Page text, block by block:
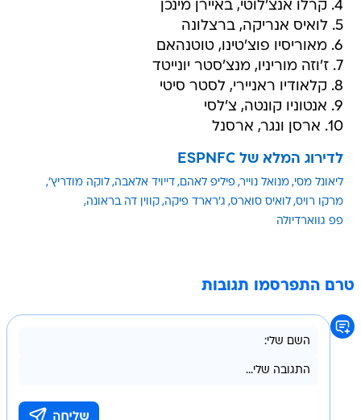
4. קרלו אנצ'לוטי, באיירן מינכן
5. לואיס אנריקה, ברצלונה
6. מאוריסיו פוצ'טינו, טוטנהאם
7. ז'וזה מוריניו, מנצ'סטר יונייטד
8. קלאודיו ראניירי, לסטר סיטי
9. אנטוניו קונטה, צ'לסי
10. ארסן ונגר, ארסנל
לדירוג המלא של ESPNFC
ליאונל מסי מנואל נוייר פיליפ לאהם דייויד אלאבה לוקה מודריץ'
מרקו רויס לואיס סוארס ג'רארד פיקה קווין דה בראונה
פפ גווארדיולה
טרם התפרסמו תגובות